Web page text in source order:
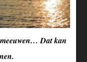
meeuwen… Dat kan